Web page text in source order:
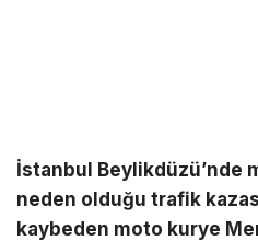
İstanbul Beylikdüzü’nde
neden olduğu trafik
kaybeden moto kurye